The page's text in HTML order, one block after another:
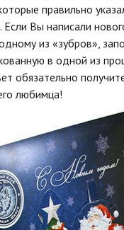
правильно
Если Вы написали
из «зубров»,
в одной из
обязательно
любимца!